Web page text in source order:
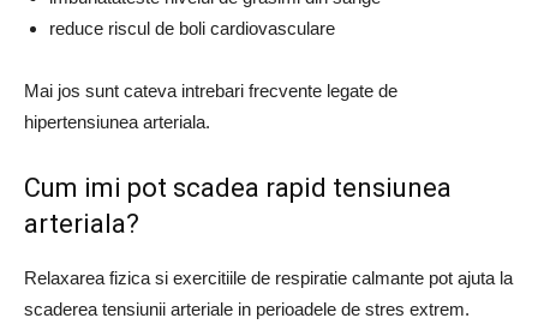
reduce riscul de boli cardiovasculare
Mai jos sunt cateva intrebari frecvente legate de
hipertensiunea arteriala.
Cum imi pot scadea rapid tensiunea
arteriala?
Relaxarea fizica si exercitiile de respiratie calmante pot ajuta la
scaderea tensiunii arteriale in perioadele de stres extrem.